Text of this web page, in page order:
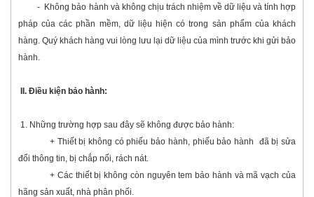
- Không bảo hành và không chịu trách nhiệm về dữ liệu và tính hợp
pháp của các phần mềm, dữ liệu hiện có trong sản phẩm của khách
hàng. Quý khách hàng vui lòng lưu lại dữ liệu của mình trước khi gửi bảo
hành.
II. Điều kiện bảo hành:
1. Những trường hợp sau đây sẽ không được bảo hành:
+ Thiết bị không có phiếu bảo hành, phiếu bảo hành đã bị sửa
đổi thông tin, bị chắp nối, rách nát.
+ Các thiết bị không còn nguyên tem bảo hành và mã vạch của
hãng sản xuất, nhà phân phối.